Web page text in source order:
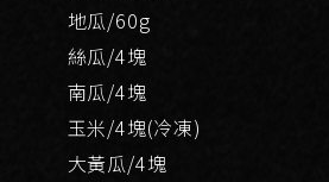
地瓜/60g
絲瓜/4塊
南瓜/4塊
玉米/4塊(冷凍)
大黃瓜/4塊